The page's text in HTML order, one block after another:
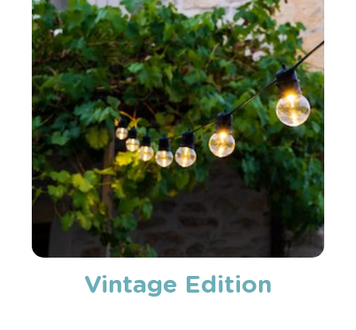
Vintage Edition